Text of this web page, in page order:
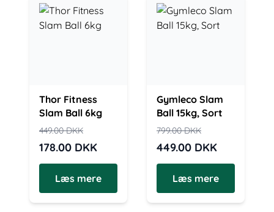
Thor Fitness
Slam Ball 6kg
449.00DKK
178.00 DKK
Læs mere
Gymleco Slam
Ball 15kg, Sort
799.00DKK
449.00 DKK
Læs mere